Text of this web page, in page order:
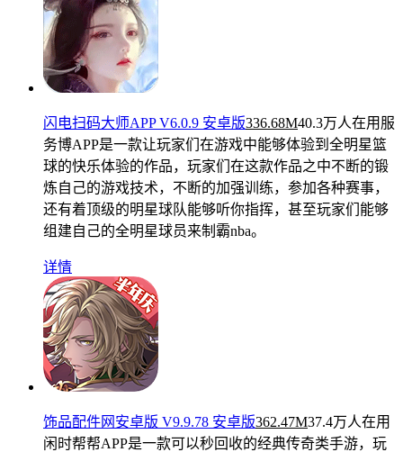
闪电扫码大师APP V6.0.9 安卓版336.68M40.3万人在用 服
务博APP是一款让玩家们在游戏中能够体验到全明星篮
球的快乐体验的作品，玩家们在这款作品之中不断的锻
炼自己的游戏技术，不断的加强训练，参加各种赛事，
还有着顶级的明星球队能够听你指挥，甚至玩家们能够
组建自己的全明星球员来制霸nba。
详情
饰品配件网安卓版 V9.9.78 安卓版362.47M37.4万人在用
闲时帮帮APP是一款可以秒回收的经典传奇类手游，玩